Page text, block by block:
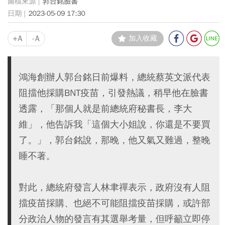
2023-05-09 17:30
+A -A 加入收藏
鴻海創辦人郭台銘日前爆料，總統蔡英文派代表
阻擋他採購BNT疫苗，引發熱議，稍早他在臉書
透露，「那個人就是前總統府秘書長，李大
維」，他告訴我「這個大小姐說，你還是不要買
了。」，郭台銘說，那晚，他又氣又難過，整晚
睡不著。
對此，總統府發言人林聿禪表示，政府沒有人阻
擋疫苗採購、也絕不可能阻擋疫苗採購，或許部
分政治人物的發言有其選舉考量，但呼籲立即停